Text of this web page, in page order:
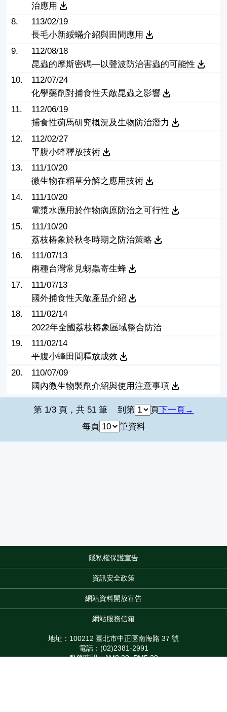
治應用
8.
113/02/19
長毛小新綏蟎介紹與田間應用
9.
112/08/18
昆蟲的摩斯密碼—以聲波防治害蟲的可能性
10.
112/07/24
化學藥劑對捕食性天敵昆蟲之影響
11.
112/06/19
捕食性薊馬研究概況及生物防治潛力
12.
112/02/27
平腹小蜂釋放技術
13.
111/10/20
微生物在稻草分解之應用技術
14.
111/10/20
電漿水應用於作物病原防治之可行性
15.
111/10/20
荔枝椿象於秋冬時期之防治策略
16.
111/07/13
兩種台灣常見蚜蟲寄生蜂
17.
111/07/13
國外捕食性天敵產品介紹
18.
111/02/14
2022年全國荔枝椿象區域整合防治
19.
111/02/14
平腹小蜂田間釋放成效
20.
110/07/09
國內微生物製劑介紹與使用注意事項
第 1/3 頁，共 51 筆 到第 頁下一頁
每頁
筆資料
隱私權保護宣告
資訊安全政策
網站資料開放宣告
網站服務信箱
地址：100212 臺北市中正區南海路 37 號
電話：(02)2381-2991
服務時間：AM8:30~PM5:30